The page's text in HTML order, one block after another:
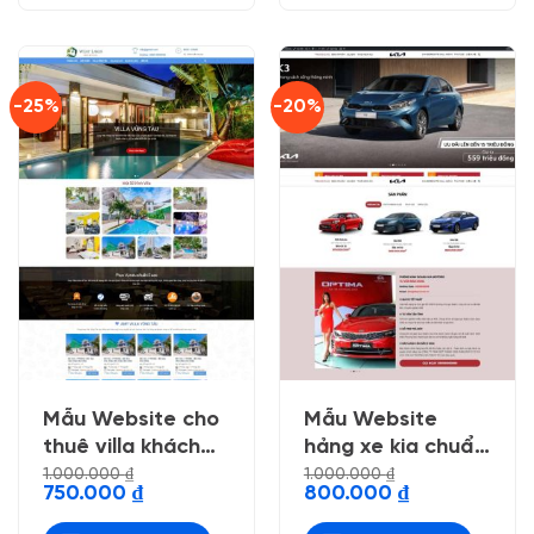
-25%
Mẫu Website cho
thuê villa khách
sạn
1.000.000₫
Giá
là:
750.000 ₫Giá
hiện
tại
-20%
Mẫu Website
hảng xe kia chuẩn
đẹp
1.000.000₫
Giá
là:
800.000 ₫Giá
hiện
tại